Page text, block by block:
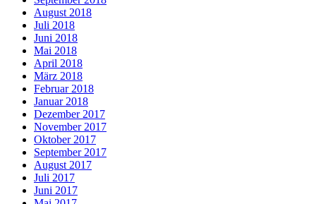
August 2018
Juli 2018
Juni 2018
Mai 2018
April 2018
März 2018
Februar 2018
Januar 2018
Dezember 2017
November 2017
Oktober 2017
September 2017
August 2017
Juli 2017
Juni 2017